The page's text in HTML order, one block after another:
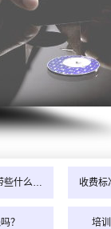
些什么… 收费
？ 培